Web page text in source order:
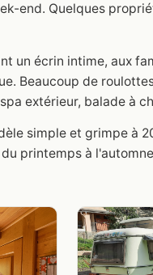
end. Quelques
un écrin intime, aux
Beaucoup de
extérieur, balade à
simple et grimpe à
printemps à